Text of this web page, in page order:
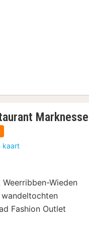
Marknesse
kaart
Wieden
Fashion Outlet